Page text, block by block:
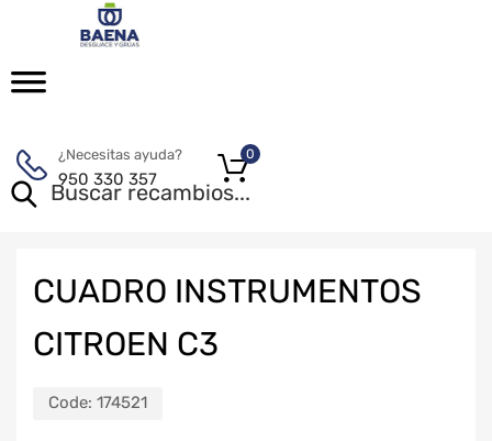
¿Necesitas ayuda?
950 330 357
0
CUADRO INSTRUMENTOS
CITROEN C3
Code: 174521